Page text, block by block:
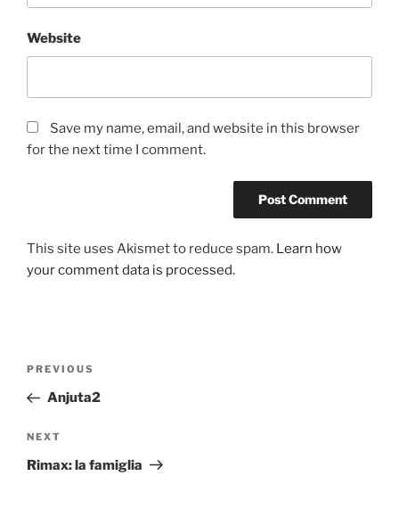
Website
Save my name, email, and website in this browser
for the next time I comment.
This site uses Akismet to reduce spam. Learn how
your comment data is processed.
Previous
Post
PREVIOUS
Anjuta2
Next
Post
NEXT
Rimax: la famiglia